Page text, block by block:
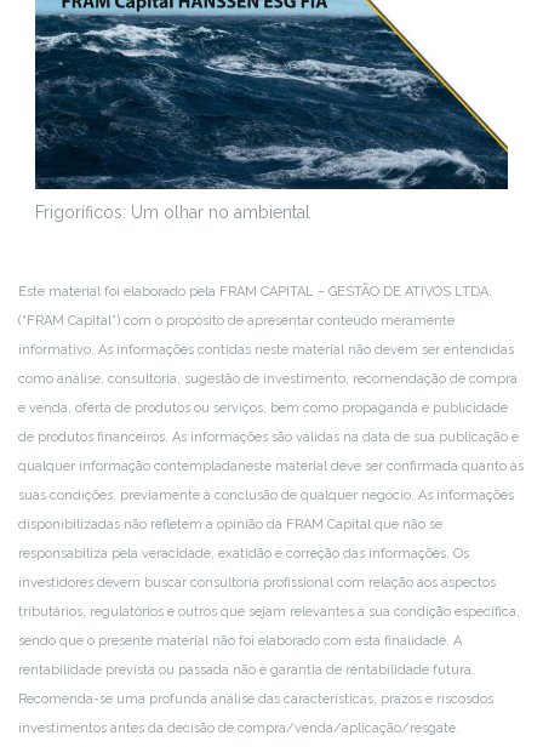
Frigoríficos: Um olhar no ambiental
Este material foi elaborado pela FRAM CAPITAL – GESTÃO DE ATIVOS LTDA.
(“FRAM Capital”) com o propósito de apresentar conteúdo meramente
informativo. As informações contidas neste material não devem ser entendidas
como análise, consultoria, sugestão de investimento, recomendação de compra
e venda, oferta de produtos ou serviços, bem como propaganda e publicidade
de produtos financeiros. As informações são válidas na data de sua publicação e
qualquer informação contempladaneste material deve ser confirmada quanto às
suas condições, previamente à conclusão de qualquer negócio. As informações
disponibilizadas não refletem a opinião da FRAM Capital que não se
responsabiliza pela veracidade, exatidão e correção das informações. Os
investidores devem buscar consultoria profissional com relação aos aspectos
tributários, regulatórios e outros que sejam relevantes à sua condição específica,
sendo que o presente material não foi elaborado com esta finalidade. A
rentabilidade prevista ou passada não é garantia de rentabilidade futura.
Recomenda-se uma profunda análise das características, prazos e riscosdos
investimentos antes da decisão de compra/venda/aplicação/resgate.